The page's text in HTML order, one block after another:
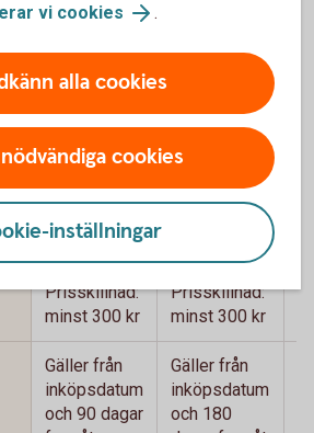
jämför våra kort
Betal- och
kreditkort
Mastercard
Betal- och
Mastercard
Guld
Max 15 000
kr
Prisskillnad:
minst 300 kr
kr
Prisskillnad:
minst 300 kr
Gäller från
inköpsdatum
och 90 dagar
Gäller från
inköpsdatum
och 180
vi cookies .
alla cookies
cookies
inställningar